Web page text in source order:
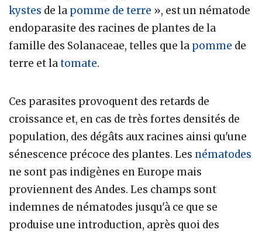
kystes de la pomme de terre », est un nématode
endoparasite des racines de plantes de la
famille des Solanaceae, telles que la pomme de
terre et latomate.
Ces parasites provoquent des retards de
croissance et, en cas de très fortes densités de
population, des dégâts aux racines ainsi qu'une
sénescence précoce des plantes. Les nématodes
ne sont pas indigènes en Europe mais
proviennent des Andes. Les champs sont
indemnes de nématodes jusqu'à ce que se
produise une introduction, après quoi des